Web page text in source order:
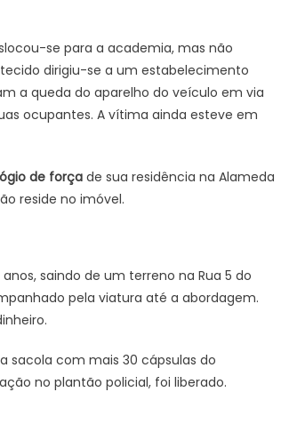
se para a academia, mas não
dirigiu-se a um estabelecimento
a queda do aparelho do veículo em via
ocupantes. A vítima ainda esteve em
de forçade sua residência na Alameda
reside no imóvel.
saindo de um terreno na Rua 5 do
pela viatura até a abordagem.
sacola com mais 30 cápsulas do
no plantão policial, foi liberado.